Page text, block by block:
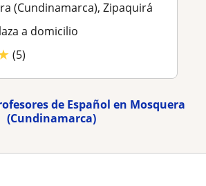
(Cundinamarca), Zipaquirá
a domicilio
(5)
de Español en Mosquera
(Cundinamarca)